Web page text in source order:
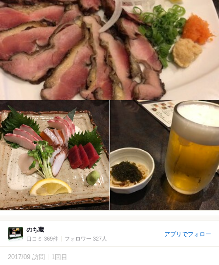
のち蔵
口コミ 369件 フォロワー 327人
アプリでフォロー
2017/09 訪問 1回目